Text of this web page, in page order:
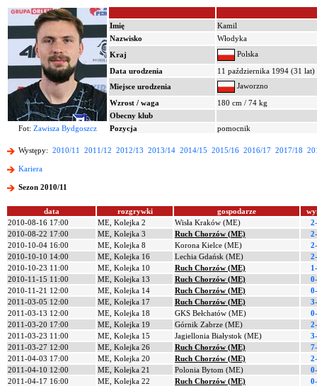
Imię
Kamil
Nazwisko
Włodyka
Kraj
Polska
Data urodzenia
11 października 1994 (31 lat)
Miejsce urodzenia
Jaworzno
Wzrost / waga
180 cm / 74 kg
Obecny klub
Fot: Zawisza Bydgoszcz Pozycja pomocnik
Występy: 2010/11 2011/12 2012/13 2013/14 2014/15 2015/16 2016/17 2017/18
Kariera
Sezon 2010/11
data rozgrywki gospodarze
2010-08-16 17:00
ME, Kolejka 2 Wisła Kraków (ME)
2010-08-22 17:00
ME, Kolejka 3 Ruch Chorzów (ME)
2010-10-04 16:00
ME, Kolejka 8 Korona Kielce (ME)
2010-10-10 14:00
ME, Kolejka 16 Lechia Gdańsk (ME)
2010-10-23 11:00
ME, Kolejka 10 Ruch Chorzów (ME)
2010-11-15 11:00
ME, Kolejka 13 Ruch Chorzów (ME)
2010-11-21 12:00
ME, Kolejka 14 Ruch Chorzów (ME)
2011-03-05 12:00
ME, Kolejka 17 Ruch Chorzów (ME)
2011-03-13 12:00
ME, Kolejka 18 GKS Bełchatów (ME)
2011-03-20 17:00
ME, Kolejka 19 Górnik Zabrze (ME)
2011-03-23 11:00
ME, Kolejka 15 Jagiellonia Białystok (ME)
2011-03-27 12:00
ME, Kolejka 26 Ruch Chorzów (ME)
2011-04-03 17:00
ME, Kolejka 20 Ruch Chorzów (ME)
2011-04-10 12:00
ME, Kolejka 21 Polonia Bytom (ME)
2011-04-17 16:00
ME, Kolejka 22 Ruch Chorzów (ME)